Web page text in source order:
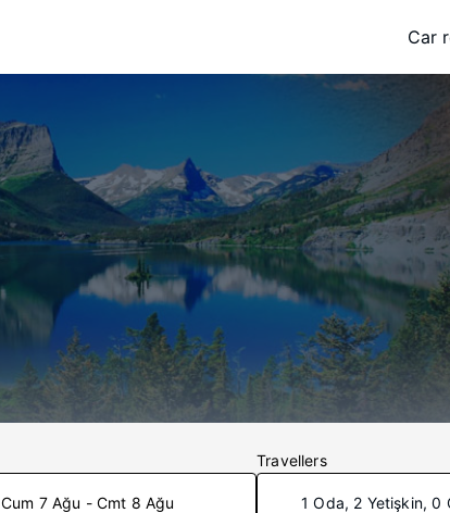
Car
Cum 7 Ağu - Cmt 8 Ağu
Travellers
1 Oda, 2 Yetişkin, 0